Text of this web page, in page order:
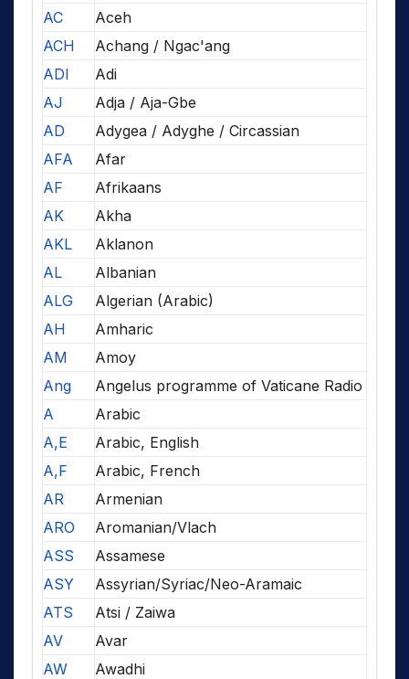
AC
Aceh
ACH
Achang / Ngac'ang
ADI
Adi
AJ
Adja / Aja-Gbe
AD
Adygea / Adyghe / Circassian
AFA
Afar
AF
Afrikaans
AK
Akha
AKL
Aklanon
AL
Albanian
ALG
Algerian (Arabic)
AH
Amharic
AM
Amoy
Ang
Angelus programme of Vaticane Radio
A
Arabic
A,E
Arabic, English
A,F
Arabic, French
AR
Armenian
ARO
Aromanian/Vlach
ASS
Assamese
ASY
Assyrian/Syriac/Neo-Aramaic
ATS
Atsi / Zaiwa
AV
Avar
AW
Awadhi